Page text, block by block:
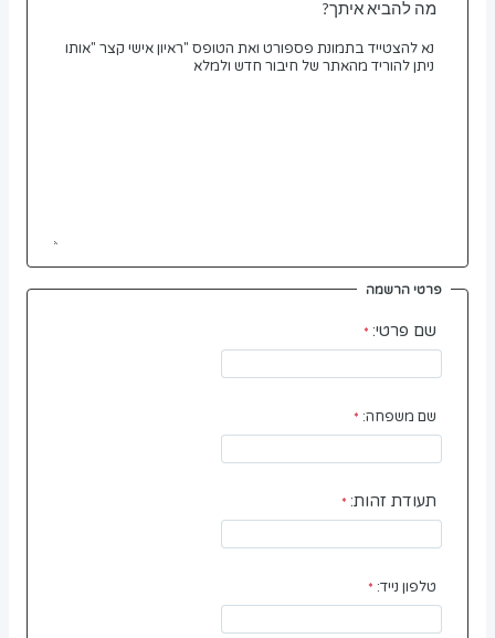
מה להביא איתך?
פרטי הרשמה
שם פרטי:
שם משפחה:
תעודת זהות:
טלפון נייד: